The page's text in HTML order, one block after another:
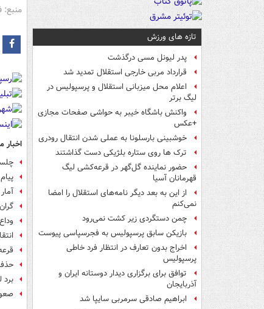
تازه های ورزش
پدر لیونل مسی درگذشت
قرارداد مربی خارجی استقلال تمدید شد
اعلام محل میزبانی استقلال و پرسپولیس در
لیگ برتر
واکنش باشگاه خیبر به حواشی صفحات مجازی
+عکس
خوشبینی بارسلونا به عملی شدن انتقال رودری
ترک ها روی ستاره بلژیکی دست گذاشتند
حضور نماینده گل‌گهر در قرعه‌کشی لیگ
قهرمانان آسیا
از این به بعد دیگر نامه‌های استقلال را امضا
نمی‌کنم
چمن دستگردی زیر کشت نمی‌رود
بازیکن سابق پرسپولیس به فجرسپاسی پیوست
اخراج بدون تعارف در انتظار فرد خاطی
پرسپولیس
توافق برای برگزاری دیدار دوستانه ایران و
آذربایجان
ابراهیم صادقی سرمربی سایپا شد
اخبار